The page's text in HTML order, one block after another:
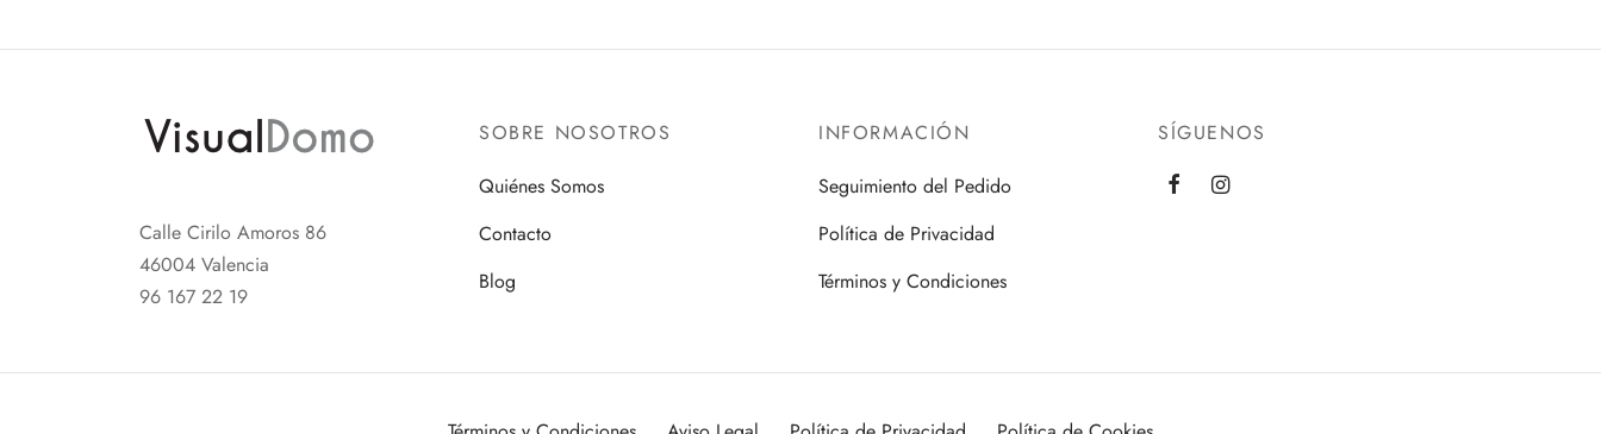
Calle Cirilo Amoros 86
46004 Valencia
96 167 22 19
SOBRE NOSOTROS
Quiénes Somos
Contacto
Blog
INFORMACIÓN
Seguimiento del Pedido
Política de Privacidad
Términos y Condiciones
SÍGUENOS